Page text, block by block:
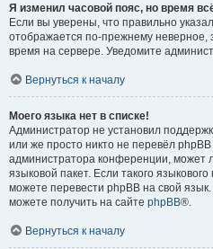
Я изменил часовой пояс, но время
Если вы уверены, что правильно
отображается по-прежнему неверное,
время на сервере. Уведомите
Вернуться к началу
Моего языка нет в списке!
Администратор не установил
или же просто никто не перевёл
администратора конференции, может
языковой пакет. Если такого
можете перевести phpBB на свой
можете получить на сайте phpBB®.
Вернуться к началу